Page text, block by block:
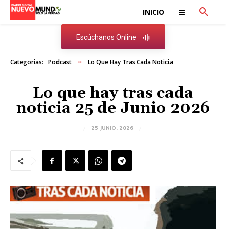
INICIO
Escúchanos Online
Categorias: Podcast Lo Que Hay Tras Cada Noticia
Lo que hay tras cada
noticia 25 de Junio 2026
25 JUNIO, 2026